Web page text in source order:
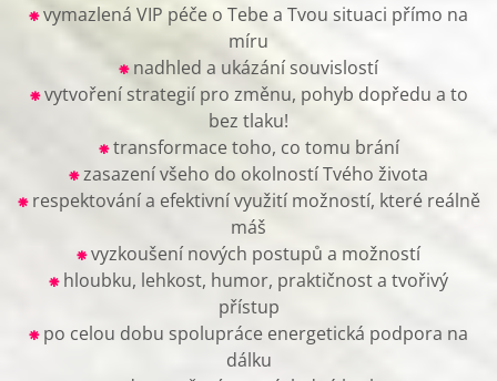
⁕vymazlená VIP péče o Tebe a Tvou situaci přímo na
míru
⁕nadhled a ukázání souvislostí
⁕vytvoření strategií pro změnu, pohyb dopředu a to
bez tlaku!
⁕transformace toho, co tomu brání
⁕zasazení všeho do okolností Tvého života
⁕respektování a efektivní využití možností, které reálně
máš
⁕vyzkoušení nových postupů a možností
⁕hloubku, lehkost, humor, praktičnost a tvořivý
přístup
⁕po celou dobu spolupráce energetická podpora na
dálku